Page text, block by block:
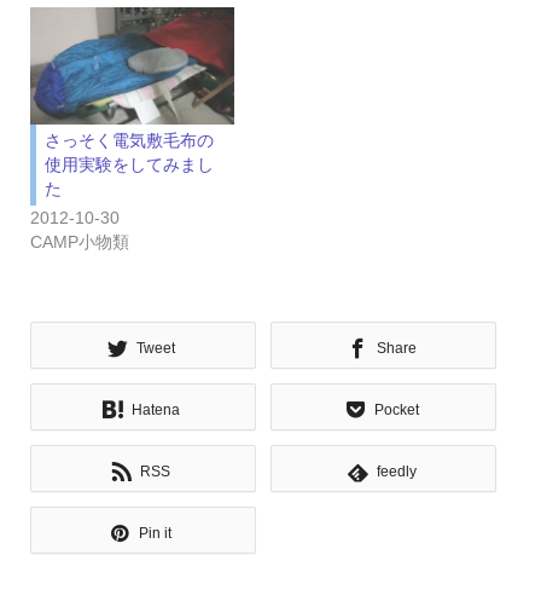
さっそく電気敷毛布の
使用実験をしてみまし
た
2012-10-30
CAMP小物類
Tweet Share
Hatena Pocket
RSS feedly
Pin it